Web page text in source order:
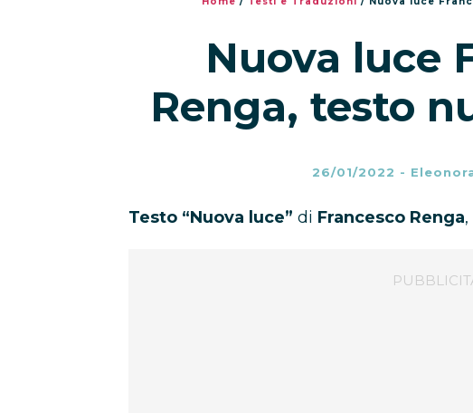
Nuova luce
Renga, testo
26/01/2022 -
Testo “Nuova luce” di Francesco Renga